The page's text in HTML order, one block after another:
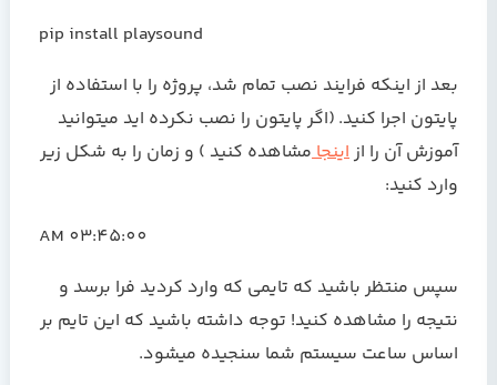
pip install playsound
بعد از اینکه فرایند نصب تمام شد، پروژه را با استفاده از
پایتون اجرا کنید. (اگر پایتون را نصب نکرده اید میتوانید
آموزش آن را ازاینجامشاهده کنید ) و زمان را به شکل زیر
وارد کنید:
03:45:00 AM
سپس منتظر باشید که تایمی که وارد کردید فرا برسد و
نتیجه را مشاهده کنید! توجه داشته باشید که این تایم بر
اساس ساعت سیستم شما سنجیده میشود.